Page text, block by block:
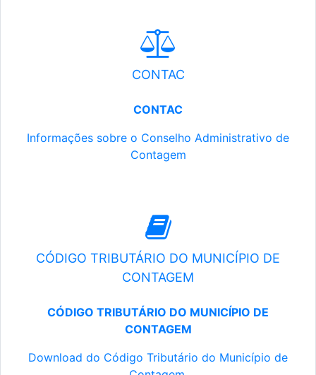
CONTAC
CONTAC
Informações sobre o Conselho Administrativo de
Contagem
CÓDIGO TRIBUTÁRIO DO MUNICÍPIO DE
CONTAGEM
CÓDIGO TRIBUTÁRIO DO MUNICÍPIO DE
CONTAGEM
Download do Código Tributário do Município de